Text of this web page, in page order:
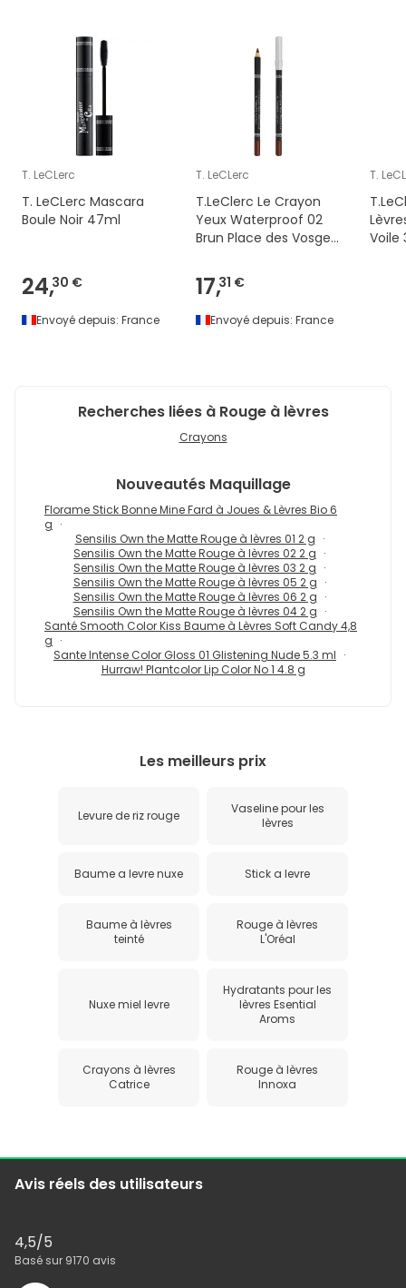
T. LeCLerc
T. LeCLerc Mascara
Boule Noir 47ml
24,30 €
Envoyé depuis: France
T. LeCLerc
T.LeClerc Le Crayon
Yeux Waterproof 02
Brun Place des Vosges
17,31 €
Envoyé depuis: France
T.
Voile
Recherches liées à Rouge à lèvres
Crayons
Nouveautés Maquillage
Florame Stick Bonne Mine Fard à Joues & Lèvres Bio 6
g
Sensilis Own the Matte Rouge à lèvres 01 2 g
Sensilis Own the Matte Rouge à lèvres 02 2 g
Sensilis Own the Matte Rouge à lèvres 03 2 g
Sensilis Own the Matte Rouge à lèvres 05 2 g
Sensilis Own the Matte Rouge à lèvres 06 2 g
Sensilis Own the Matte Rouge à lèvres 04 2 g
Santé Smooth Color Kiss Baume à Lèvres Soft Candy 4,8
g
Sante Intense Color Gloss 01 Glistening Nude 5.3 ml
Hurraw! Plantcolor Lip Color No 1 4.8 g
Les meilleurs prix
Levure de riz rouge
Vaseline pour les
lèvres
Baume a levre nuxe Stick a levre
Baume à lèvres
teinté
Rouge à lèvres
L'Oréal
Nuxe miel levre
Hydratants pour les
lèvres Esential
Aroms
Crayons à lèvres
Catrice
Rouge à lèvres
Innoxa
Avis réels des utilisateurs
4,5/5
Basé sur 9170 avis